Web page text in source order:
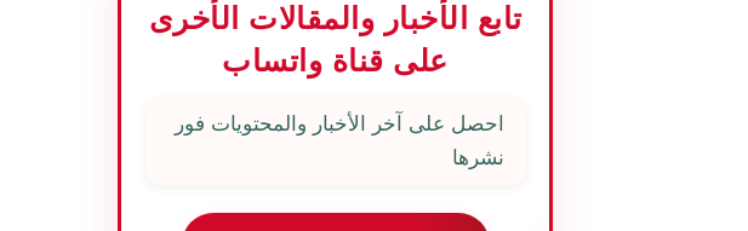
تابع الأخبار والمقالات الأخرى
على قناة واتساب
احصل على آخر الأخبار والمحتويات فور
نشرها